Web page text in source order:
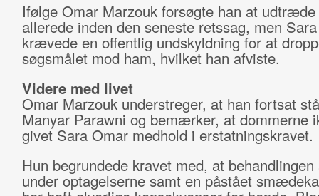
Ifølge Omar Marzouk forsøgte han at
allerede inden den seneste retssag, men
krævede en offentlig undskyldning for at
søgsmålet mod ham, hvilket han afviste.
Videre med livet
Omar Marzouk understreger, at han fortsat
Manyar Parawni og bemærker, at dommerne
givet Sara Omar medhold i erstatningskravet.
Hun begrundede kravet med, at behandlingen
under optagelserne samt en påstået